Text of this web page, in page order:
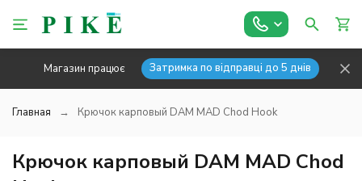
Магазин працює Затримка по відправці до 5 днів
Главная Крючок карповый DAM MAD Chod Hook
Крючок карповый DAM MAD Chod